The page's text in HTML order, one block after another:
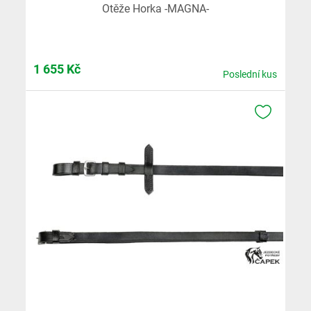
Otěže Horka -MAGNA-
1 655 Kč Poslední kus